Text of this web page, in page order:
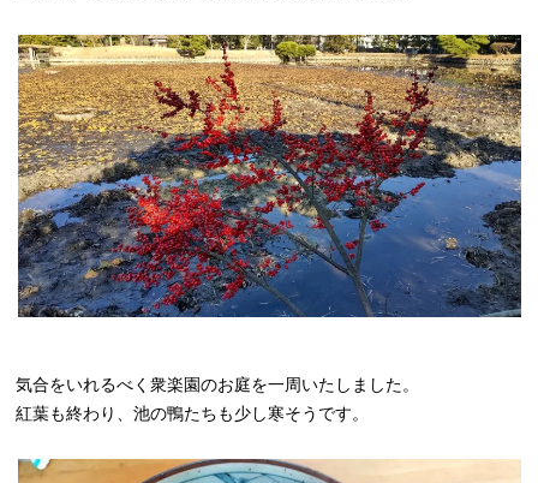
気合をいれるべく衆楽園のお庭を一周いたしました。
紅葉も終わり、池の鴨たちも少し寒そうです。